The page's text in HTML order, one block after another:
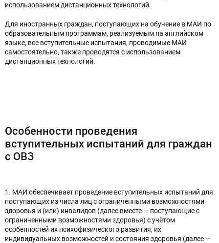
использованием дистанционных технологий.
Для иностранных граждан, поступающих на обучение в МАИ по
образовательным программам, реализуемым на английском
языке, все вступительные испытания, проводимые МАИ
самостоятельно, также проводятся с использованием
дистанционных технологий.
Особенности проведения
вступительных испытаний для граждан
с ОВЗ
1. МАИ обеспечивает проведение вступительных испытаний для
поступающих из числа лиц с ограниченными возможностями
здоровья и (или) инвалидов (далее вместе — поступающие с
ограниченными возможностями здоровья) с учётом
особенностей их психофизического развития, их
индивидуальных возможностей и состояния здоровья (далее —